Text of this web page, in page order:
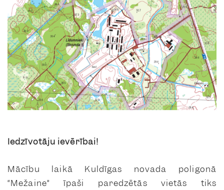
Iedzīvotāju ievērībai!
Mācību laikā Kuldīgas novada poligonā
“Mežaine” īpaši paredzētās vietās tiks